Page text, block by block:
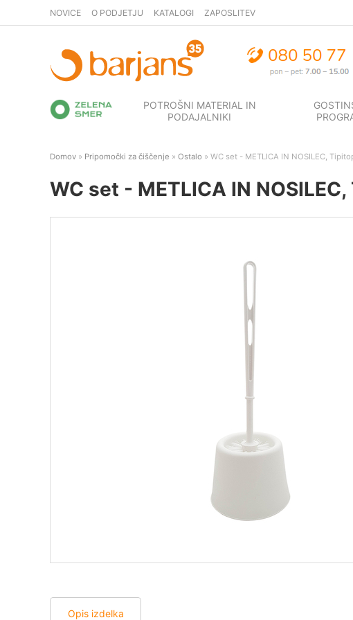
NOVICE O PODJETJU KATALOGI ZAPOSLITEV
POTROŠNI MATERIAL IN
PODAJALNIKI
Domov » Pripomočki za čiščenje » Ostalo » WC set - METLICA IN NOSILEC,
WC set - METLICA IN
Opis izdelka